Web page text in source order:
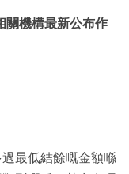
關機構最新公布作
最低結餘嘅金額喺